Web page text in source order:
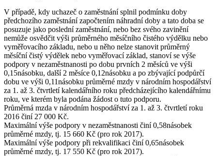
V případě, kdy uchazeč o zaměstnání splnil podmínku doby
předchozího zaměstnání započtením náhradní doby a tato doba se
posuzuje jako poslední zaměstnání, nebo bez svého zavinění
nemůže osvědčit výši průměrného měsíčního čistého výdělku nebo
vyměřovacího základu, nebo u něho nelze stanovit průměrný
měsíční čistý výdělek nebo vyměřovací základ, stanoví se výše
podpory v nezaměstnanosti po dobu prvních 2 měsíců ve výši
0,15násobku, další 2 měsíce 0,12násobku a po zbývající podpůrčí
dobu ve výši 0,11násobku průměrné mzdy v národním hospodářství
za 1. až 3. čtvrtletí kalendářního roku předcházejícího kalendářnímu
roku, ve kterém byla podána žádost o tuto podporu.
Průměrná mzda v národním hospodářství za 1. až 3. čtvrtletí roku
2016 činí 27 000 Kč.
Maximální výše podpory v nezaměstnanosti činí 0,58násobek
průměrné mzdy, tj. 15 660 Kč (pro rok 2017).
Maximální výše podpory při rekvalifikaci činí 0,65násobek
průměrné mzdy, tj. 17 550 Kč (pro rok 2017).